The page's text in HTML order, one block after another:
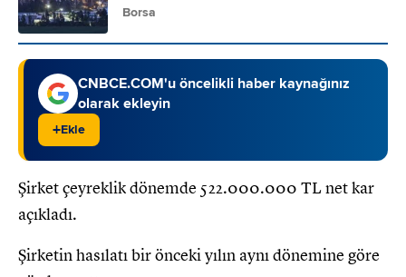
Borsa
CNBCE.COM'u öncelikli haber kaynağınız
olarak ekleyin
+Ekle
Şirket çeyreklik dönemde 522.000.000 TL net kar
açıkladı.
Şirketin hasılatı bir önceki yılın aynı dönemine göre